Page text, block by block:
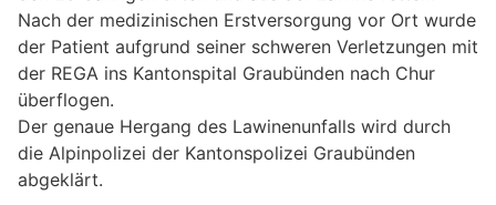
Nach der medizinischen Erstversorgung vor Ort wurde
der Patient aufgrund seiner schweren Verletzungen mit
der REGA ins Kantonspital Graubünden nach Chur
überflogen.
Der genaue Hergang des Lawinenunfalls wird durch
die Alpinpolizei der Kantonspolizei Graubünden
abgeklärt.